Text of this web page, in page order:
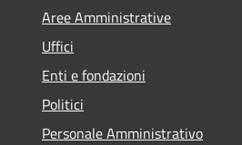
Aree Amministrative
Uffici
Enti e fondazioni
Politici
Personale Amministrativo